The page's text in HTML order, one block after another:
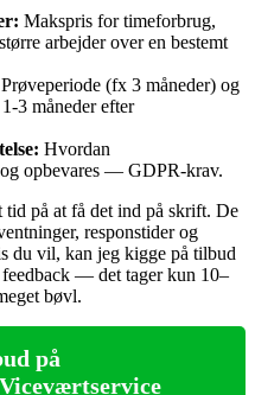
Makspris for timeforbrug,
arbejder over en bestemt
Prøveperiode (fx 3 måneder) og
måneder efter
Hvordan
opbevares — GDPR‑krav.
på at få det ind på skrift. De
responstider og
du vil, kan jeg kigge på tilbud
— det tager kun 10–
bøvl.
på